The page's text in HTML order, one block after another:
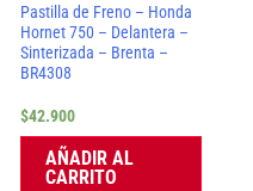
Pastilla de Freno – Honda
Hornet 750 – Delantera –
Sinterizada – Brenta –
BR4308
$42.900
AÑADIR AL
CARRITO